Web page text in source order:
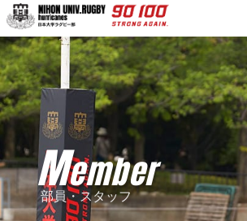
Member
部員・スタッフ